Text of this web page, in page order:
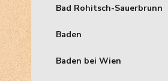
Bad Rohitsch-Sauerbrunn
Baden
Baden bei Wien